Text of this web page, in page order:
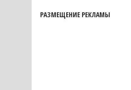
РАЗМЕЩЕНИЕ РЕКЛАМЫ